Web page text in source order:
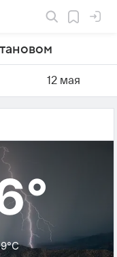
12 мая